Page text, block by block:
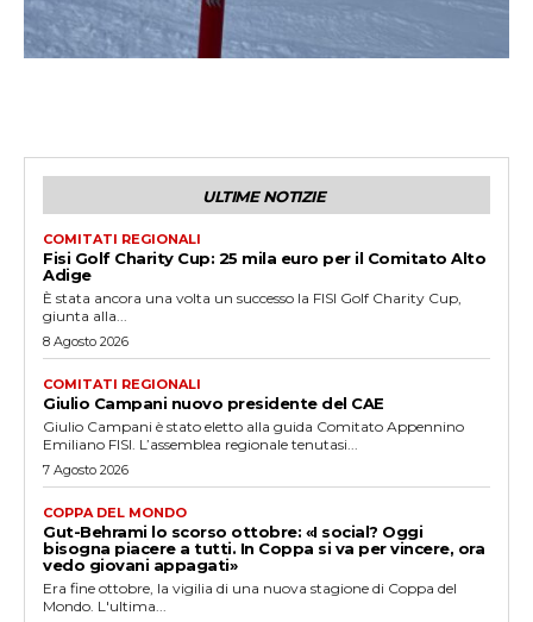
ULTIME NOTIZIE
COMITATI REGIONALI
Fisi Golf Charity Cup: 25 mila euro per il Comitato Alto
Adige
È stata ancora una volta un successo la FISI Golf Charity Cup,
giunta alla...
8 Agosto 2026
COMITATI REGIONALI
Giulio Campani nuovo presidente del CAE
Giulio Campani è stato eletto alla guida Comitato Appennino
Emiliano FISI. L’assemblea regionale tenutasi...
7 Agosto 2026
COPPA DEL MONDO
Gut-Behrami lo scorso ottobre: «I social? Oggi
bisogna piacere a tutti. In Coppa si va per vincere, ora
vedo giovani appagati»
Era fine ottobre, la vigilia di una nuova stagione di Coppa del
Mondo. L'ultima...